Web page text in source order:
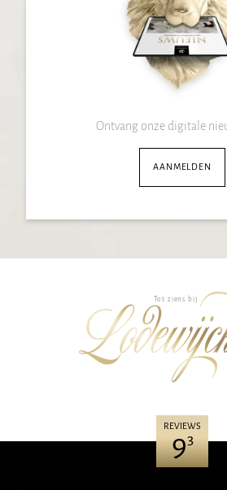
Ontvang onze digitale
AANMELDEN
Tot ziens bij
REVIEWS
93